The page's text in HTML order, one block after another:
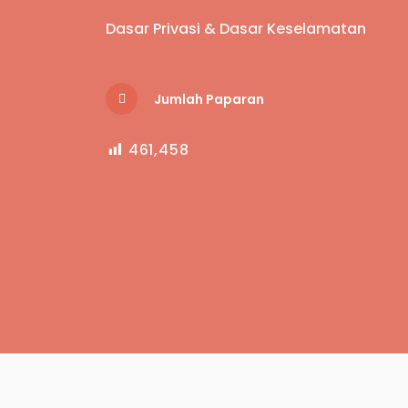
Dasar Privasi & Dasar Keselamatan
Jumlah Paparan
461,458